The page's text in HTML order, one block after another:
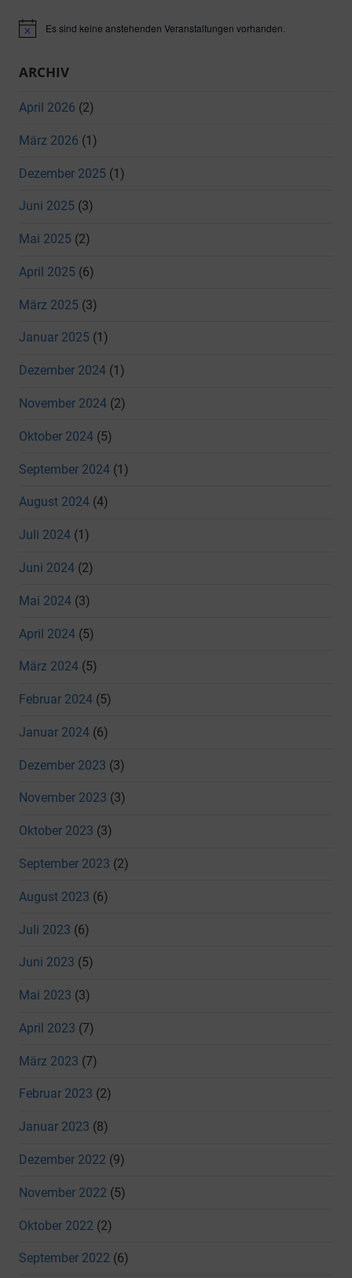
HinweisEs sind keine anstehenden Veranstaltungen vorhanden.
ARCHIV
April 2026 (2)
März 2026 (1)
Dezember 2025 (1)
Juni 2025 (3)
Mai 2025 (2)
April 2025 (6)
März 2025 (3)
Januar 2025 (1)
Dezember 2024 (1)
November 2024 (2)
Oktober 2024 (5)
September 2024 (1)
August 2024 (4)
Juli 2024 (1)
Juni 2024 (2)
Mai 2024 (3)
April 2024 (5)
März 2024 (5)
Februar 2024 (5)
Januar 2024 (6)
Dezember 2023 (3)
November 2023 (3)
Oktober 2023 (3)
September 2023 (2)
August 2023 (6)
Juli 2023 (6)
Juni 2023 (5)
Mai 2023 (3)
April 2023 (7)
März 2023 (7)
Februar 2023 (2)
Januar 2023 (8)
Dezember 2022 (9)
November 2022 (5)
Oktober 2022 (2)
September 2022 (6)